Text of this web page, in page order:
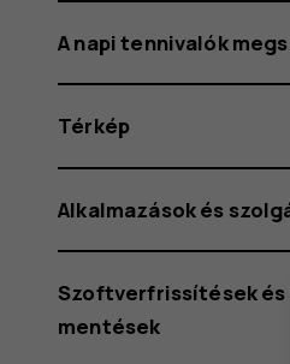
A napi tennivalók
Térkép
Alkalmazások és
Szoftverfrissítések
mentések